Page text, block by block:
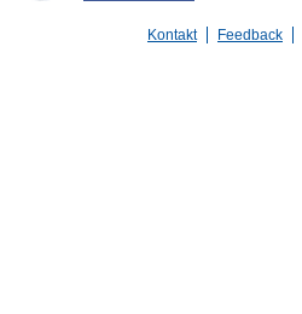
Kontakt Feedback